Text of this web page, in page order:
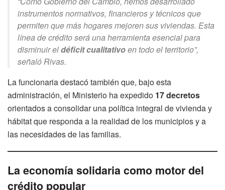
instrumentos normativos, financieros y técnicos que
permiten que más hogares mejoren sus viviendas. Esta
línea de crédito será una herramienta esencial para
disminuir eldéficit cualitativoen todo el territorio”,
señaló Rivas.
La funcionaria destacó también que, bajo esta
administración, el Ministerio ha expedido 17 decretos
orientados a consolidar una política integral de vivienda y
hábitat que responda a la realidad de los municipios y a
las necesidades de las familias.
La economía solidaria como motor del
crédito popular